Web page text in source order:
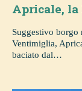
Apricale, la
Suggestivo
Ventimiglia,
baciato dal…